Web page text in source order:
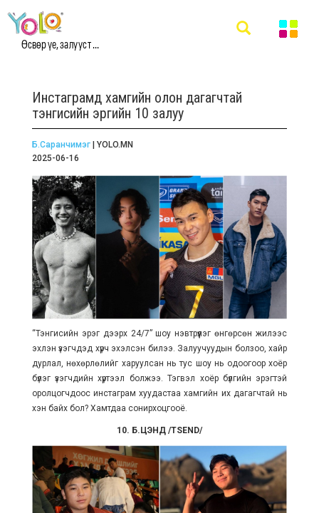
Өсвөр үе, залууст ...
Инстаграмд хамгийн олон дагагчтай
тэнгисийн эргийн 10 залуу
Б.Саранчимэг| YOLO.MN
2025-06-16
“Тэнгисийн эрэг дээрх 24/7” шоу нэвтрүүлэг өнгөрсөн жилээс
эхлэн үзэгчдэд хүрч эхэлсэн билээ. Залуучуудын болзоо, хайр
дурлал, нөхөрлөлийг харуулсан нь тус шоу нь одоогоор хоёр
бүлэг үзэгчдийн хүртээл болжээ. Тэгвэл хоёр бүлгийн эрэгтэй
оролцогчдоос инстаграм хуудастаа хамгийн их дагагчтай нь
хэн байх бол? Хамтдаа сонирхоцгооё.
10. Б.ЦЭНД /TSEND/